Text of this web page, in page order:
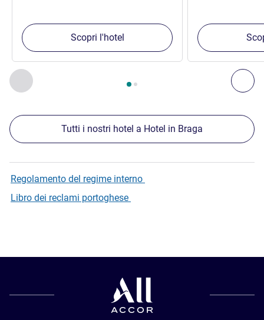
Precedente - Nostre ulteriori strutture nelle vicinanze
Pagina , Nostre ulteriori strutture nelle vicinanze 1 :,
Scopri l'hotel
Tutti i nostri hotel a Hotel in Braga
Regolamento del regime interno
Libro dei reclami portoghese